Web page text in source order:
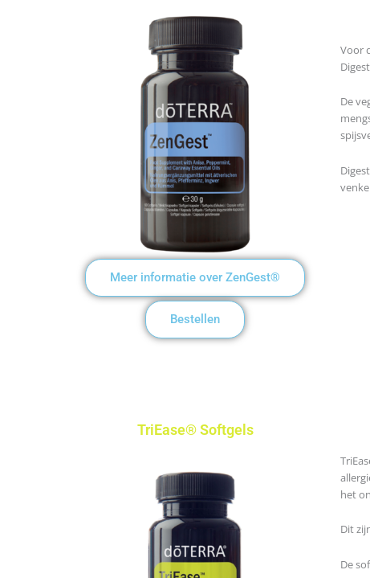
Meer informatie over ZenGest®
Bestellen
Voor
De
TriEase® Softgels
het
Dit
De